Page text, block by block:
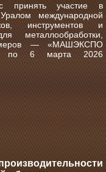
принять участие в
международной
инструментов и
металлообработки,
—«МАШЭКСПО
по 6 марта 2026